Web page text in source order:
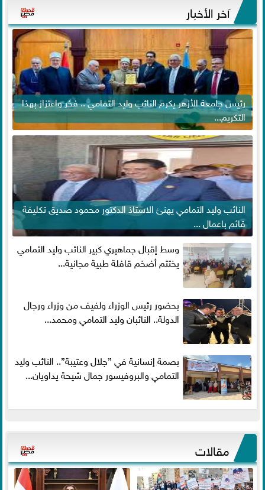
آخر الأخبار
رئيس جامعة الأزهر يكرم النائب وليد التمامي .. فخر واعتزاز بهذا
التكريم...
النائب وليد التمامي يهنئ الاستاذ الدكتور محمود صديق تكليفة
قائم باعمال ...
وسط إقبال جماهيري كبير النائب وليد التمامي
يختتم أضخم قافلة طبية مجانية...
بحضور رئيس الوزراء ولفيف من وزراء ورجال
الدولة.. النائبان وليد التمامي ومحمد...
بصمة إنسانية في ”جلال وعتيبة”.. النائب وليد
التمامي والبروفيسور جمال شيحة يداويان...
مقالات